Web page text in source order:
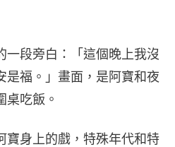
一段旁白：「這個晚上我沒
是福。」畫面，是阿寶和夜
桌吃飯。
寶身上的戲，特殊年代和特